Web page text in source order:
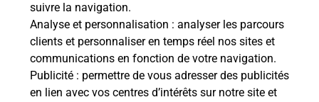
suivre la navigation.
Analyse et personnalisation : analyser les parcours
clients et personnaliser en temps réel nos sites et
communications en fonction de votre navigation.
Publicité : permettre de vous adresser des publicités
en lien avec vos centres d’intérêts sur notre site et
Boîte aux lettres La Poste
Collecte du courrier aujourd'hui à 08h30
525 Montee De La Devilliere
38200 Chuzelles